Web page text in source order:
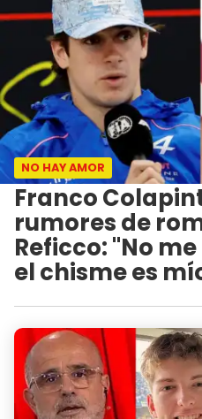
NO HAY AMOR
Franco
rumores de
Reficco: "No
el chisme es